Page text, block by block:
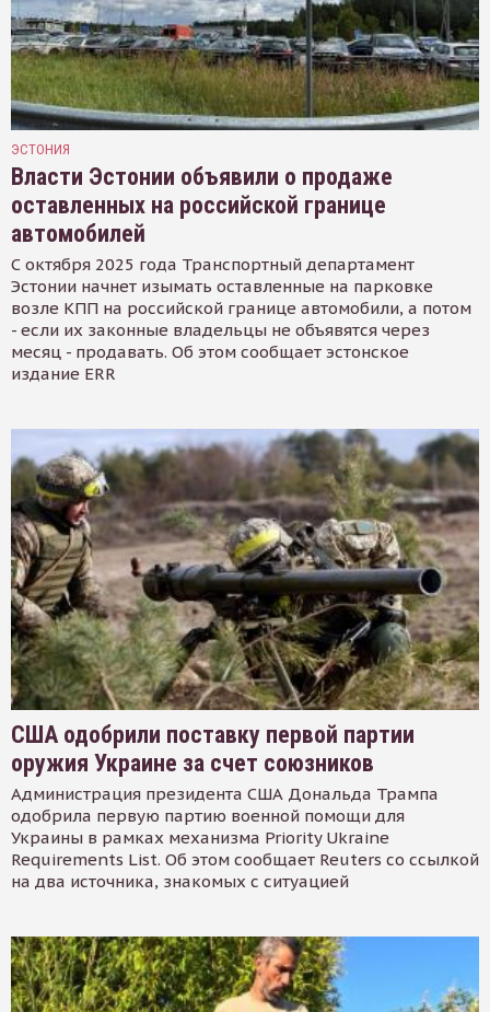
ЭСТОНИЯ
Власти Эстонии объявили о продаже
оставленных на российской границе
автомобилей
С октября 2025 года Транспортный департамент
Эстонии начнет изымать оставленные на парковке
возле КПП на российской границе автомобили, а потом
- если их законные владельцы не объявятся через
месяц - продавать. Об этом сообщает эстонское
издание ERR
США одобрили поставку первой партии
оружия Украине за счет союзников
Администрация президента США Дональда Трампа
одобрила первую партию военной помощи для
Украины в рамках механизма Priority Ukraine
Requirements List. Об этом сообщает Reuters со ссылкой
на два источника, знакомых с ситуацией